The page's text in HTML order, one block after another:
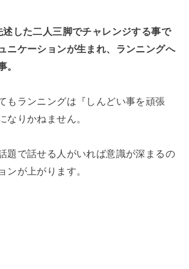
述した二人三脚でチャレンジする事で
ニケーションが生まれ、ランニングへ
。
もランニングは『しんどい事を頑張
なりかねません。
題で話せる人がいれば意識が深まるの
ンが上がります。